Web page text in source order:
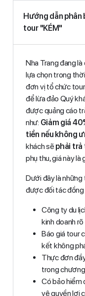
Hướng dẫn phân
tour "KÉM"
Nha Trang đang
lựa chọn trong thời
đơn vị tổ chức
để lừa đảo Quý
được quảng cáo
như: Giảm giá
tiền nếu không
khách sẽ phải trả
phụ thu, giá này là
Dưới đây là những
được đối tác đồng
Công ty du
kinh doanh rõ
Báo giá tour
kết không
Thực đơn
trong
Có bảo hiểm
vệ quyền lợi